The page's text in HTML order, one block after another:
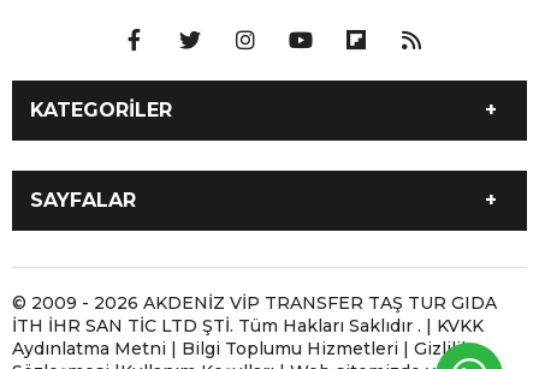
KATEGORİLER
İLETİŞİM 05061800102
Antalya 7/24 Moto Yol
Taşıma
Antalya Motosiklet Çekici
ve Moto Yol Yardım
Antalya Moto Yol Yardım |
Motosikletiniz Yolda
Kaldığında
SAYFALAR
Antalya 7/24 Moto Yol
Yardım ve Motosiklet
Taşıma
Antalya Yerinde Lastik
Tamiri | 7/24 Mobil
Lastikçi
© 2009 - 2026 AKDENİZ VİP TRANSFER TAŞ TUR GIDA
İTH İHR SAN TİC LTD ŞTİ. Tüm Hakları Saklıdır . | KVKK
Aydınlatma Metni | Bilgi Toplumu Hizmetleri | Gizlilik